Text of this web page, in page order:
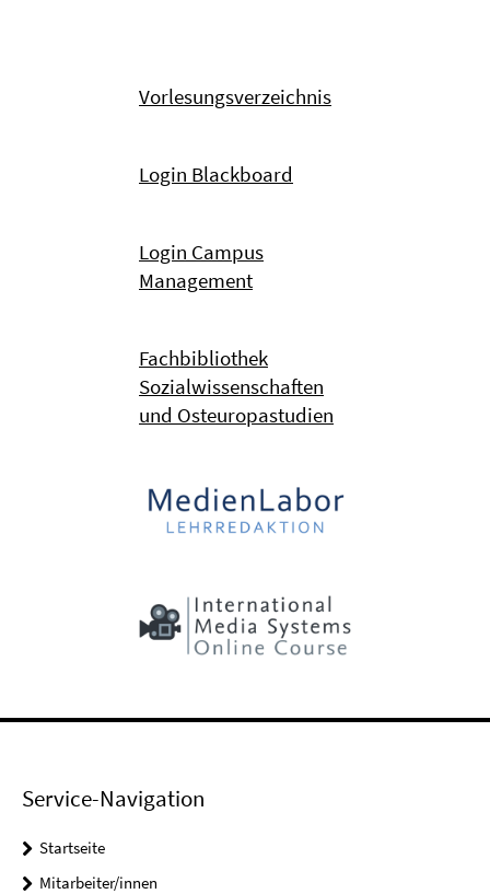
Vorlesungsverzeichnis
Login Blackboard
Login Campus
Management
Fachbibliothek
Sozialwissenschaften
und Osteuropastudien
Service-Navigation
Startseite
Mitarbeiter/innen